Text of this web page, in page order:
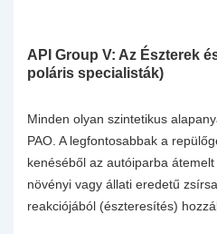
API Group V: Az Észterek
poláris specialisták)
Minden olyan szintetikus
PAO. A legfontosabbak a
kenéséből az autóiparba átemelt
növényi vagy állati eredetű
reakciójából (észteresítés)